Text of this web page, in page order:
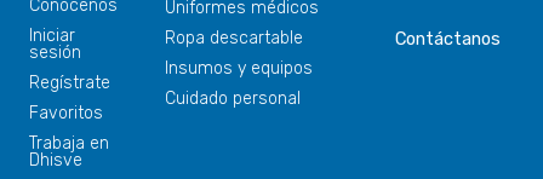
Conócenos
Iniciar
sesión
Regístrate
Favoritos
Trabaja en
Dhisve
Uniformes médicos
Ropa descartable
Insumos y equipos
Cuidado personal
Contáctanos